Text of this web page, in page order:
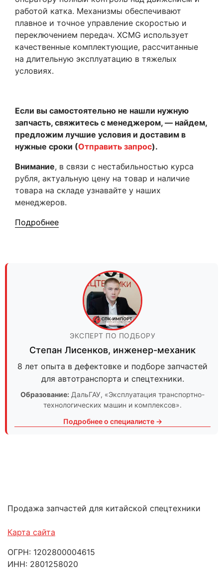
работой катка. Механизмы обеспечивают
плавное и точное управление скоростью и
переключением передач. XCMG использует
качественные комплектующие, рассчитанные
на длительную эксплуатацию в тяжелых
условиях.
Если вы самостоятельно не нашли нужную
запчасть, свяжитесь с менеджером, — найдем,
предложим лучшие условия и доставим в
нужные сроки (Отправить запрос).
Внимание, в связи с нестабильностью курса
рубля, актуальную цену на товар и наличие
товара на складе узнавайте у наших
менеджеров.
Подробнее
ЭКСПЕРТ ПО ПОДБОРУ
Степан Лисенков, инженер-механик
8 лет опыта в дефектовке и подборе запчастей
для автотранспорта и спецтехники.
Образование: ДальГАУ, «Эксплуатация транспортно-
технологических машин и комплексов».
Подробнее о специалисте →
Продажа запчастей для китайской спецтехники
Карта сайта
ОГРН: 1202800004615
ИНН: 2801258020